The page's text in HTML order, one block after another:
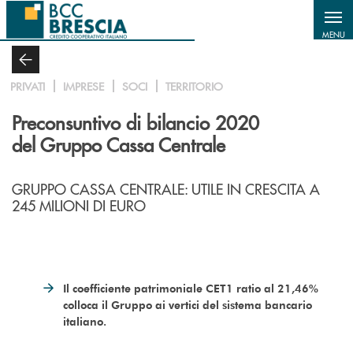
Salta al contenuto principale
MENU
PRIVATI IMPRESE SOCI TERRITORIO
Preconsuntivo di bilancio 2020
del Gruppo Cassa Centrale
GRUPPO CASSA CENTRALE: UTILE IN CRESCITA A
245 MILIONI DI EURO
Il coefficiente patrimoniale CET1 ratio al 21,46%
colloca il Gruppo ai vertici del sistema bancario
italiano.